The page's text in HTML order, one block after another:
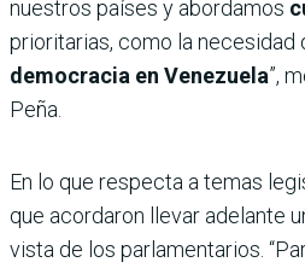
nuestros países y abordamos
prioritarias, como la necesidad
democracia en Venezuela”,
Peña.
En lo que respecta a temas
que acordaron llevar adelante
vista de los parlamentarios.